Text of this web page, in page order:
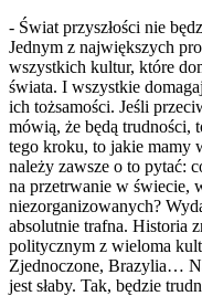
- Świat przyszłości nie
Jednym z największych
wszystkich kultur, które
świata. I wszystkie
ich tożsamości. Jeśli
mówią, że będą trudności,
tego kroku, to jakie mamy
należy zawsze o to pytać:
na przetrwanie w świecie,
niezorganizowanych?
absolutnie trafna. Historia
politycznym z wieloma
Zjednoczone, Brazylia…
jest słaby. Tak, będzie